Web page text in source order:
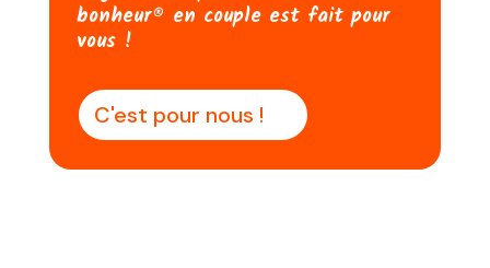
bonheur® en couple est fait pour
vous !
C'est pour nous !